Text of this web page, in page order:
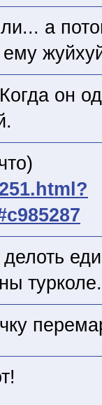
а
ему
он
турколе.